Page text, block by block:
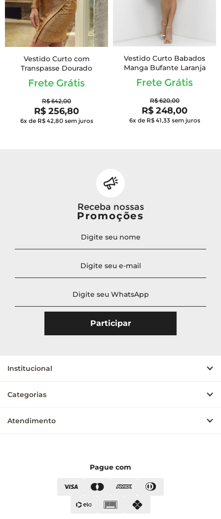
Vestido Curto com
Transpasse Dourado
Frete Grátis
R$ 642,00
R$ 256,80
6x de R$ 42,80 sem juros
Vestido Curto Babados
Manga Bufante Laranja
Frete Grátis
R$ 620,00
R$ 248,00
6x de R$ 41,33 sem juros
Receba nossas
Promoções
Institucional
Categorias
Atendimento
Pague com